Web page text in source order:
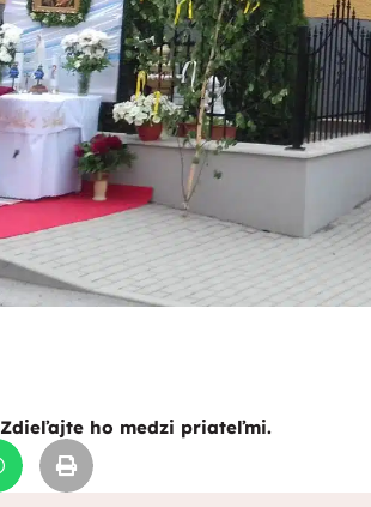
Zdieľajte ho medzi priateľmi.